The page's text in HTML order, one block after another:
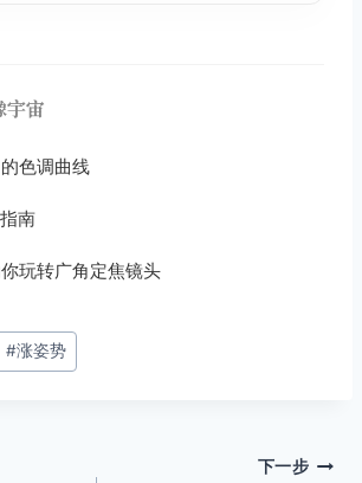
宙
色调曲线
南
玩转广角定焦镜头
#涨姿势
下一步